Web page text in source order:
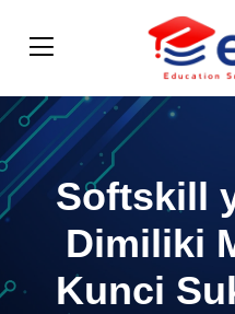
Softskill
Dimiliki
Kunci